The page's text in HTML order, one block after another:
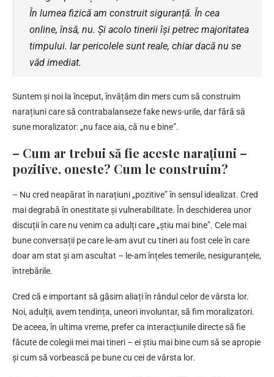
În lumea fizică am construit siguranță. În cea
online, însă, nu. Și acolo tinerii își petrec majoritatea
timpului. Iar pericolele sunt reale, chiar dacă nu se
văd imediat.
Suntem și noi la început, învățăm din mers cum să construim
narațiuni care să contrabalanseze fake news-urile, dar fără să
sune moralizator: „nu face aia, că nu e bine”.
– Cum ar trebui să fie aceste narațiuni –
pozitive, oneste? Cum le construim?
– Nu cred neapărat în narațiuni „pozitive” în sensul idealizat. Cred
mai degrabă în onestitate și vulnerabilitate. În deschiderea unor
discuții în care nu venim ca adulți care „știu mai bine”. Cele mai
bune conversații pe care le-am avut cu tineri au fost cele în care
doar am stat și am ascultat – le-am înțeles temerile, nesiguranțele,
întrebările.
Cred că e important să găsim aliați în rândul celor de vârsta lor.
Noi, adulții, avem tendința, uneori involuntar, să fim moralizatori.
De aceea, în ultima vreme, prefer ca interacțiunile directe să fie
făcute de colegii mei mai tineri – ei știu mai bine cum să se apropie
și cum să vorbească pe bune cu cei de vârsta lor.